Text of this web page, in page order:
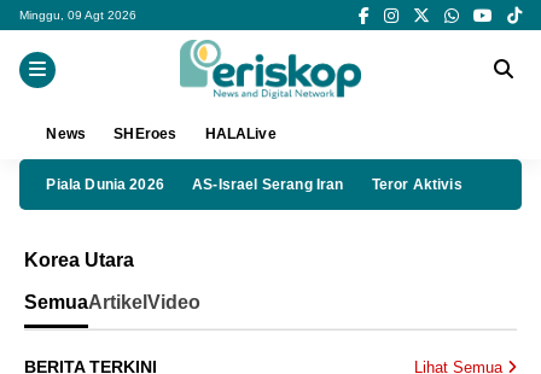
Minggu, 09 Agt 2026
News SHEroes HALALive
Piala Dunia 2026 AS-Israel Serang Iran Teror Aktivis
Korea Utara
SemuaArtikel Video
BERITA TERKINI Lihat Semua